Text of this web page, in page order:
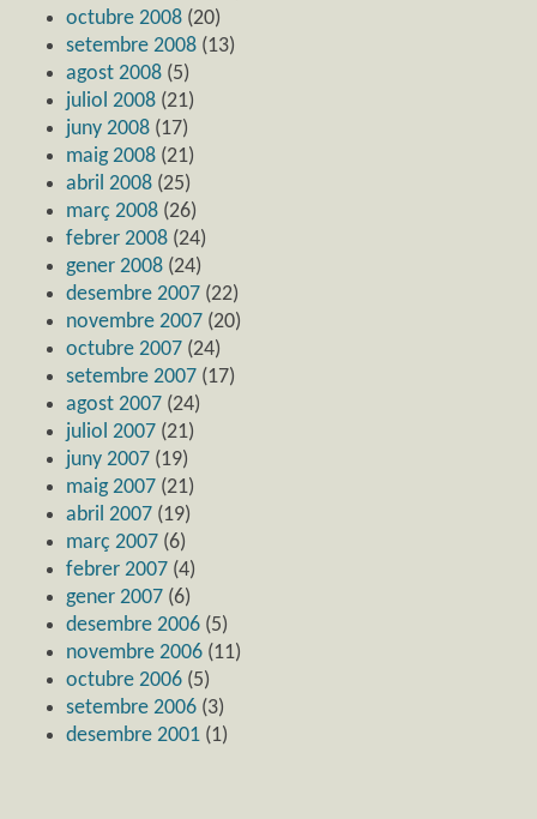
octubre 2008 (20)
setembre 2008 (13)
agost 2008 (5)
juliol 2008 (21)
juny 2008 (17)
maig 2008 (21)
abril 2008 (25)
març 2008 (26)
febrer 2008 (24)
gener 2008 (24)
desembre 2007 (22)
novembre 2007 (20)
octubre 2007 (24)
setembre 2007 (17)
agost 2007 (24)
juliol 2007 (21)
juny 2007 (19)
maig 2007 (21)
abril 2007 (19)
març 2007 (6)
febrer 2007 (4)
gener 2007 (6)
desembre 2006 (5)
novembre 2006 (11)
octubre 2006 (5)
setembre 2006 (3)
desembre 2001 (1)